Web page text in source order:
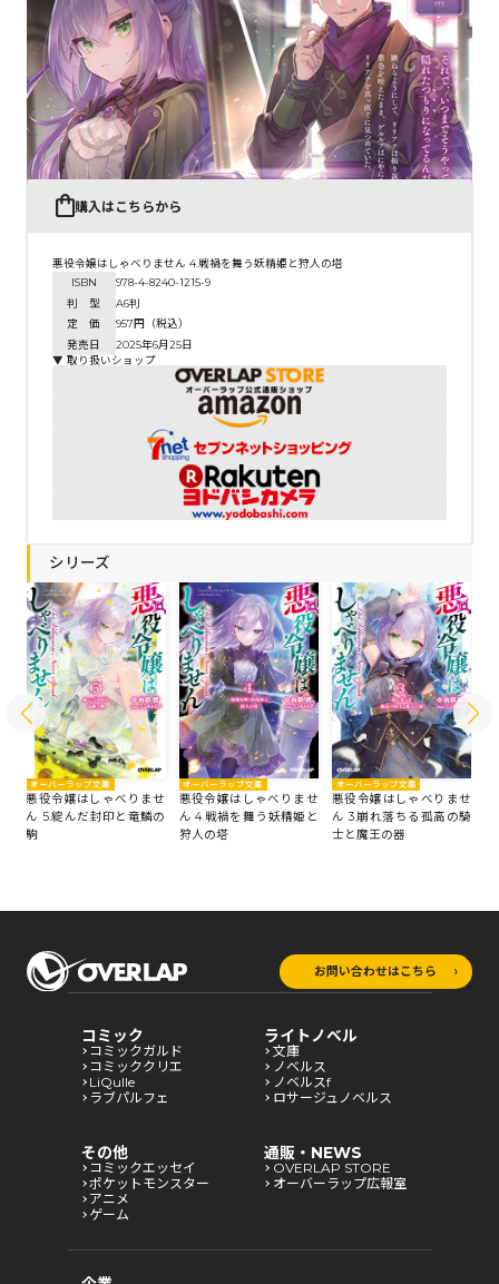
購入はこちらから
悪役令嬢はしゃべりません 4.戦禍を舞う妖精姫と狩人の塔
ISBN
978-4-8240-1215-9
判 型
A6判
定 価
957円（税込）
発売日
2025年6月25日
▼ 取り扱いショップ
シリーズ
オーバーラップ文庫
悪役令嬢はしゃべりませ
ん 5.綻んだ封印と竜鱗の
駒
オーバーラップ文庫
悪役令嬢はしゃべりませ
ん 4.戦禍を舞う妖精姫と
狩人の塔
オーバーラップ文庫
悪役令嬢はしゃべりませ
ん 3.崩れ落ちる孤高の騎
士と魔王の器
お問い合わせはこちら
コミック
コミックガルド
コミッククリエ
LiQulle
ラブパルフェ
ライトノベル
文庫
ノベルス
ノベルスf
ロサージュノベルス
その他
コミックエッセイ
ポケットモンスター
アニメ
ゲーム
通販・NEWS
OVERLAP STORE
オーバーラップ広報室